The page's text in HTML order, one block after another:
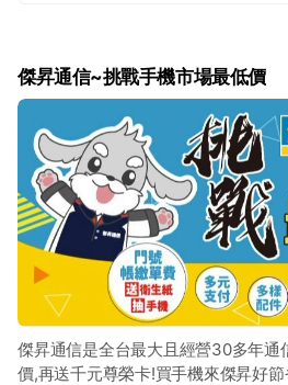
傑昇通信~挑戰手機市場最低價
傑昇通信是全台最大且經營30多年通
價,再送千元尊榮卡!買手機來傑昇好節